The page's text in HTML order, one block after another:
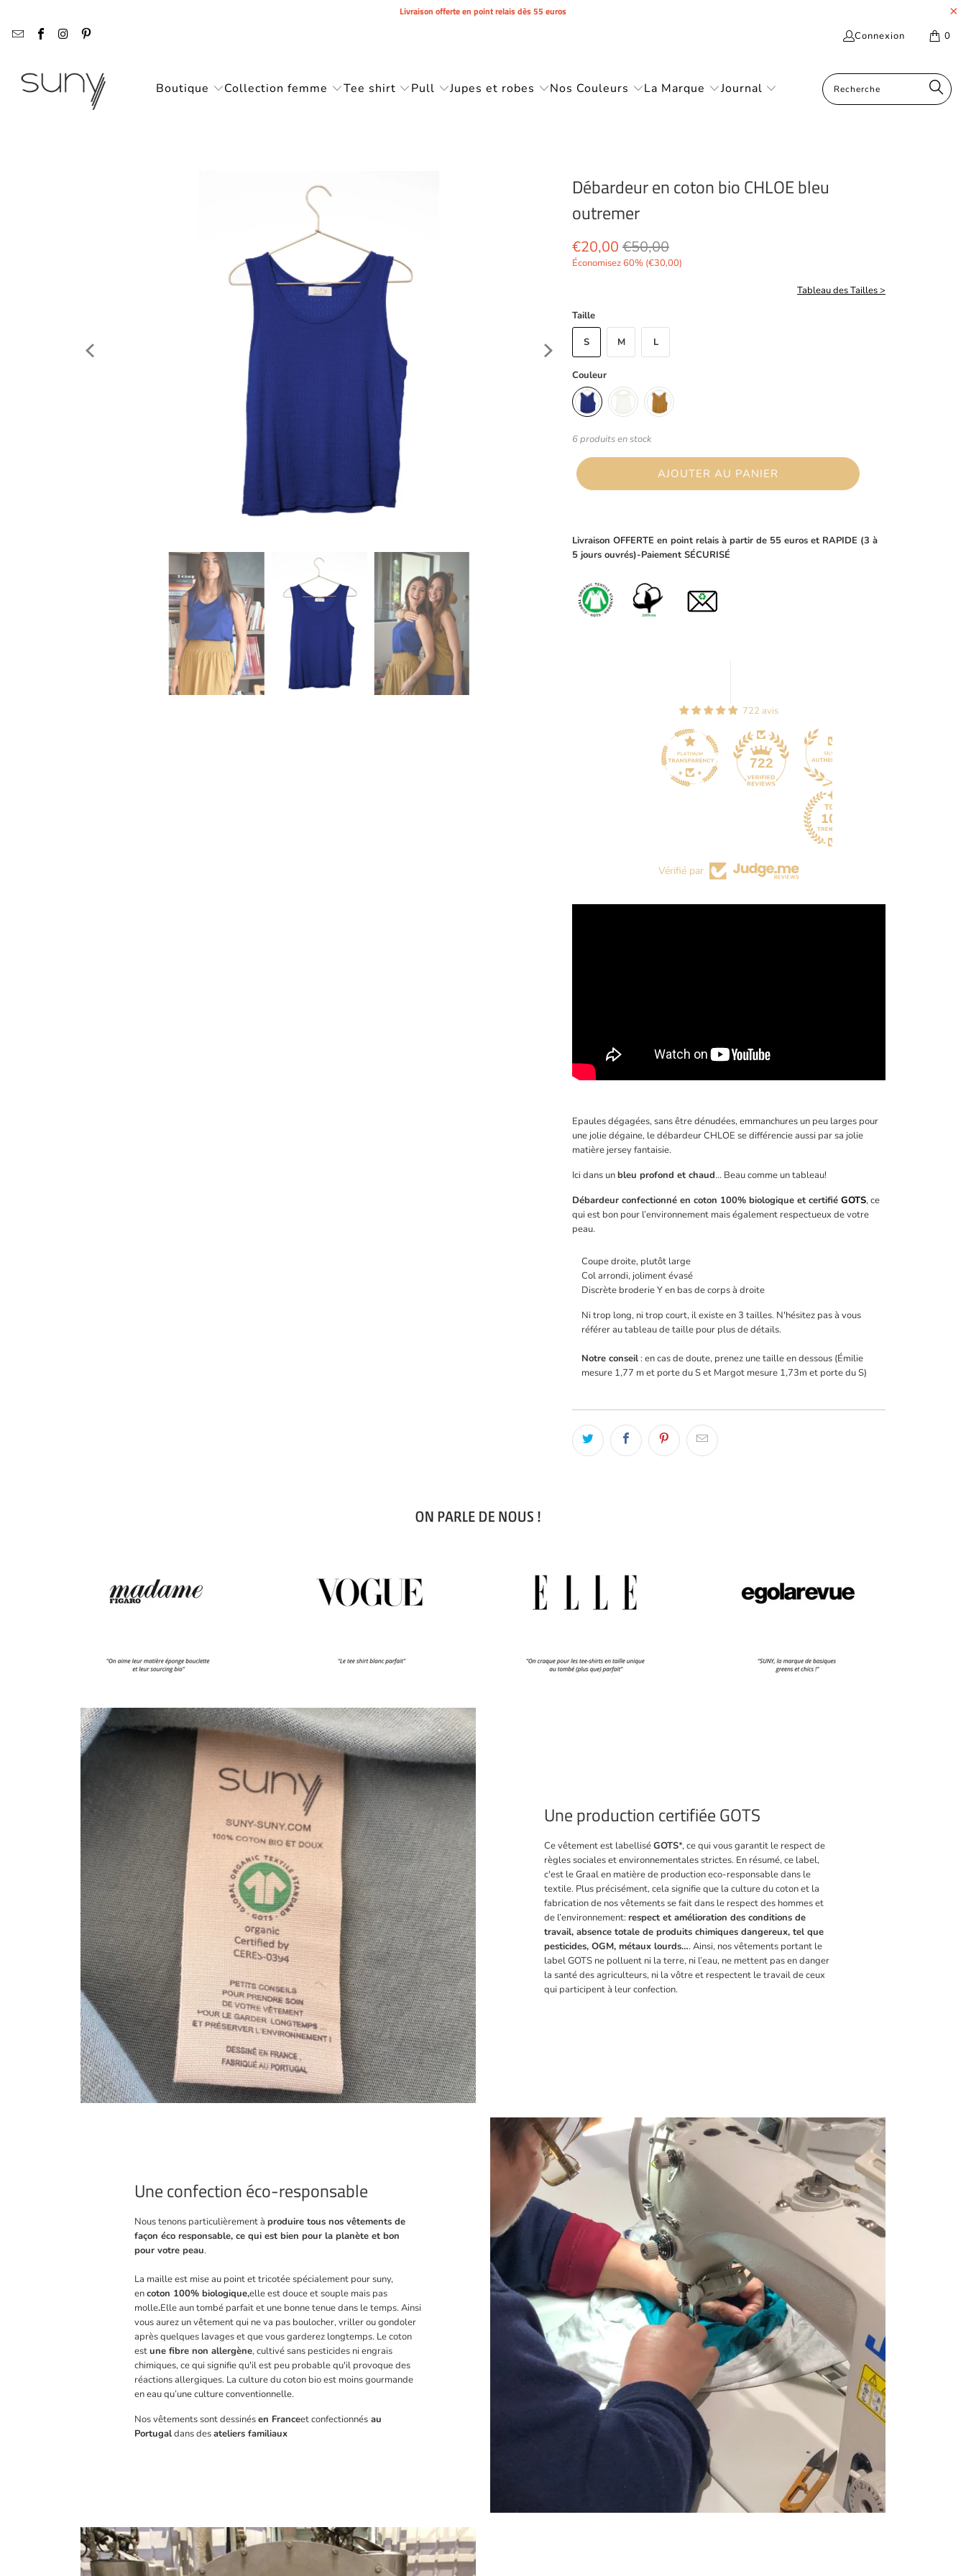
Livraison offerte en point relais dès 55 euros
Connexion 0
Boutique Collection femme Tee shirt Pull Jupes et robes Nos Couleurs La Marque Journal
Débardeur en coton bio CHLOE bleu
outremer
€20,00 €50,00
Économisez 60% (€30,00)
Tableau des Tailles >
Taille
S M L
Couleur
6 produits en stock
AJOUTER AU PANIER
Livraison OFFERTE en point relais à partir de 55 euros et RAPIDE (3 à
5 jours ouvrés)-Paiement SÉCURISÉ
722 avis
722 44
Vérifié par
Epaules dégagées, sans être dénudées, emmanchures un peu larges pour
une jolie dégaine, le débardeur CHLOE se différencie aussi par sa jolie
matière jersey fantaisie.
Ici dans unbleu profond et chaud… Beau comme un tableau!
Débardeur confectionné en coton 100% biologique et certifié GOTS, ce
qui est bon pour l’environnement mais également respectueux de votre
peau.
Coupe droite, plutôt large
Col arrondi, joliment évasé
Discrète broderie Y en bas de corps à droite
Ni trop long, ni trop court, il existe en 3 tailles. N'hésitez pas à vous
référer au tableau de taille pour plus de détails.
Notre conseil: en cas de doute, prenez une taille en dessous (Émilie
mesure 1,77 m et porte du S et Margot mesure 1,73m et porte du S)
Une production certifiée GOTS
Ce vêtement est labelliséGOTS*, ce qui vous garantit le respect de
règles sociales et environnementales strictes. En résumé, ce label,
c'est le Graal en matière de production eco-responsable dans le
textile. Plus précisément, cela signifie que la culture du coton et la
fabrication de nos vêtements se fait dans le respect des hommes et
de l’environnement: respect et amélioration des conditions de
travail, absence totale de produits chimiques dangereux, tel que
pesticides, OGM, métaux lourds…. Ainsi, nos vêtements portant le
label GOTS ne polluent ni la terre, ni l’eau, ne mettent pas en danger
la santé des agriculteurs, ni la vôtre et respectent le travail de ceux
qui participent à leur confection.
Une confection éco-responsable
Nous tenons particulièrement à produire tous nos vêtements de
façon éco responsable, ce qui est bien pour la planète et bon
pour votre peau.
La maille est mise au point et tricotée spécialement pour suny,
encoton 100% biologique,elle est douce et souple mais pas
molle.Elle aun tombé parfait et une bonne tenue dans le temps. Ainsi
vous aurez un vêtement qui ne va pas boulocher, vriller ou gondoler
après quelques lavages et que vous garderez longtemps. Le coton
estune fibre non allergène, cultivé sans pesticides ni engrais
chimiques, ce qui signifie qu'il est peu probable qu'il provoque des
réactions allergiques. La culture du coton bio est moins gourmande
en eau qu’une culture conventionnelle.
Nos vêtements sont dessinésen Franceet confectionnés au
Portugaldans desateliers familiaux